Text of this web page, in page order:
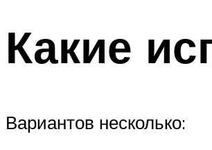
Какие
Вариантов несколько: